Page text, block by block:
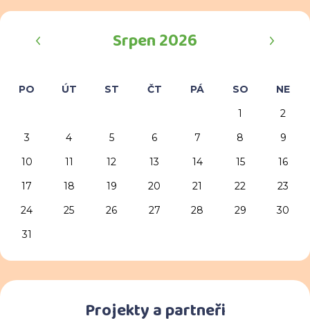
Srpen 2026
PO ÚT ST ČT PÁ SO
NE
1
2
3
4 5 6 7 8
9
10
11 12 13 14 15
16
17
18 19 20 21 22
23
24
25 26 27 28 29
30
31
Projekty a partneři